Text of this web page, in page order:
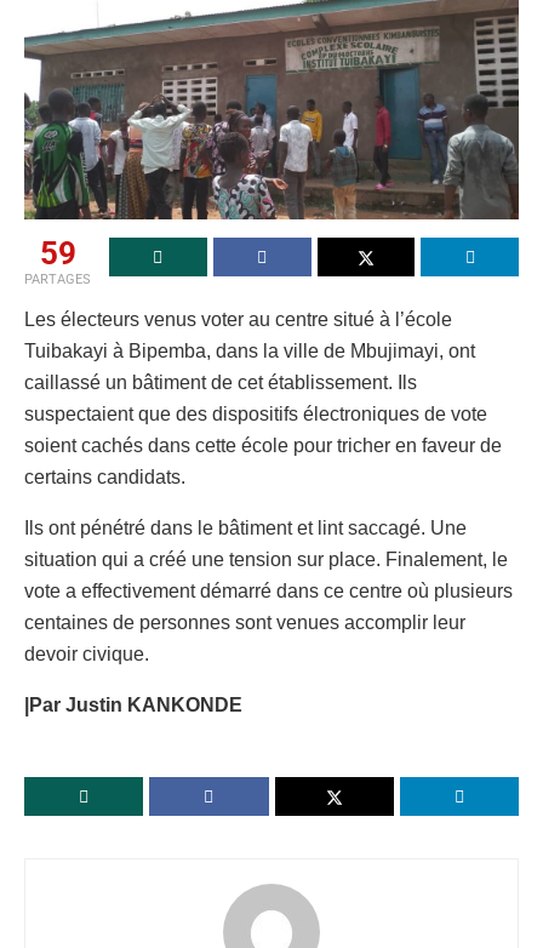
59
PARTAGES
Les électeurs venus voter au centre situé à l’école
Tuibakayi à Bipemba, dans la ville de Mbujimayi, ont
caillassé un bâtiment de cet établissement. Ils
suspectaient que des dispositifs électroniques de vote
soient cachés dans cette école pour tricher en faveur de
certains candidats.
Ils ont pénétré dans le bâtiment et lint saccagé. Une
situation qui a créé une tension sur place. Finalement, le
vote a effectivement démarré dans ce centre où plusieurs
centaines de personnes sont venues accomplir leur
devoir civique.
|Par Justin KANKONDE